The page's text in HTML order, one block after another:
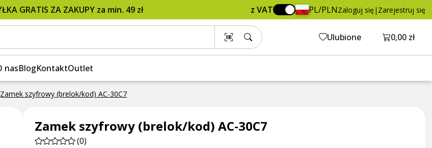
GRATIS ZA ZAKUPY za min. 49 zł z VAT PL/PLNZaloguj się | Zarejestruj się
Ulubione Otwórz
0,00 zł
nasBlogKontaktOutlet
Zamek szyfrowy (brelok/kod) AC-30C7
Zamek szyfrowy (brelok/kod) AC-30C7
(0)